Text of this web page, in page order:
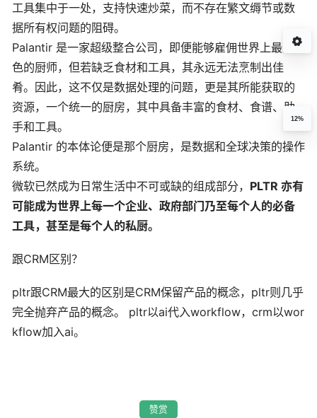
工具集中于一处，支持快速炒菜，而不存在繁文缛节或数
据所有权问题的阻碍。
Palantir 是一家超级整合公司，即便能够雇佣世界上最为出
色的厨师，但若缺乏食材和工具，其永远无法烹制出佳
肴。因此，这不仅是数据处理的问题，更是其所能获取的
资源，一个统一的厨房，其中具备丰富的食材、食谱、助
手和工具。
Palantir 的本体论便是那个厨房，是数据和全球决策的操作
系统。
微软已然成为日常生活中不可或缺的组成部分， PLTR 亦有
可能成为世界上每一个企业、政府部门乃至每个人的必备
工具，甚至是每个人的私厨。
跟CRM区别？
pltr跟CRM最大的区别是CRM保留产品的概念，pltr则几乎
完全抛弃产品的概念。 pltr以ai代入workflow，crm以wor
kflow加入ai。
赞赏
12%